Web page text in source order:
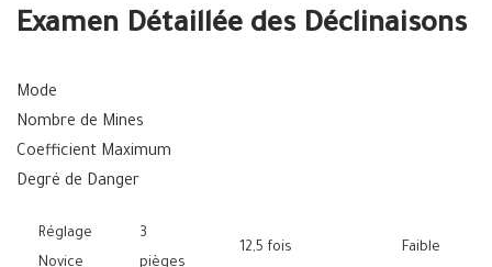
Examen Détaillée des Déclinaisons
Mode
Nombre de Mines
Coefficient Maximum
Degré de Danger
Réglage
Novice
3
pièges
12,5 fois Faible